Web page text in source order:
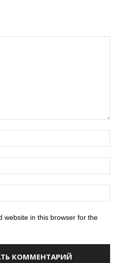
website in this browser for the